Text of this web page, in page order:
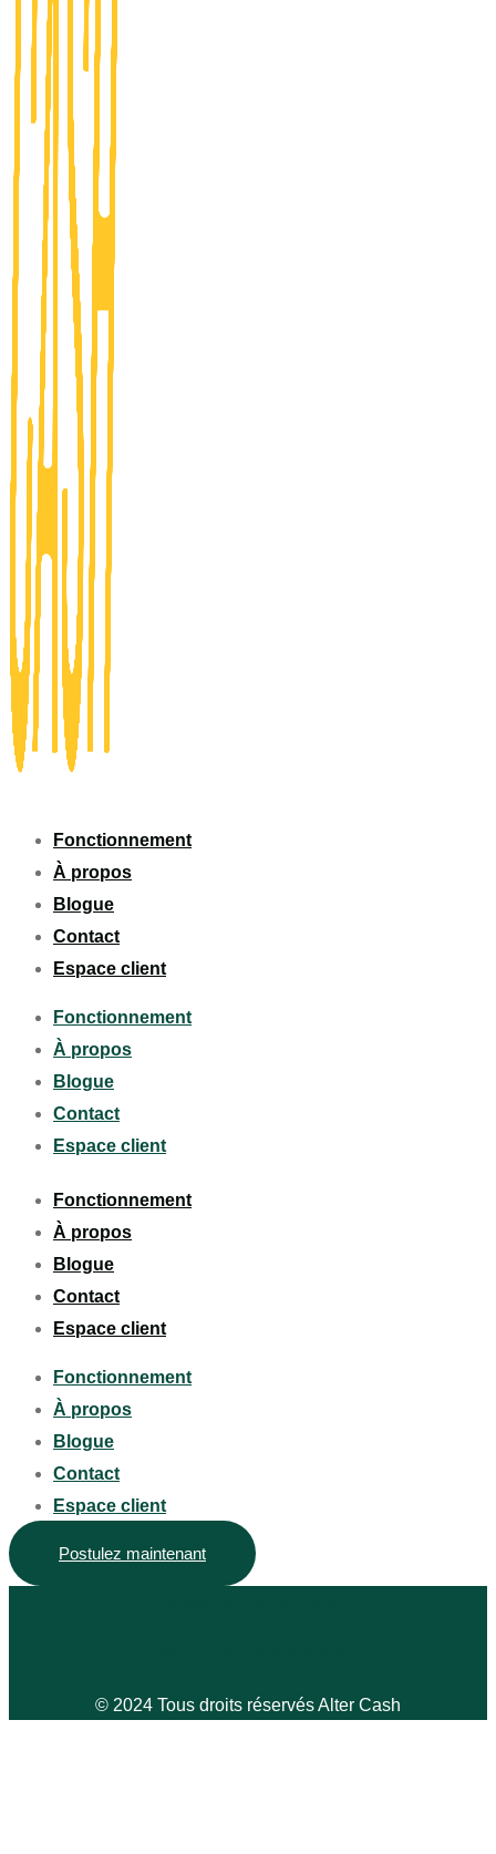
Fonctionnement
À propos
Blogue
Contact
Espace client
Fonctionnement
À propos
Blogue
Contact
Espace client
Fonctionnement
À propos
Blogue
Contact
Espace client
Fonctionnement
À propos
Blogue
Contact
Espace client
Postulez maintenant
© 2024 Tous droits réservés Alter Cash